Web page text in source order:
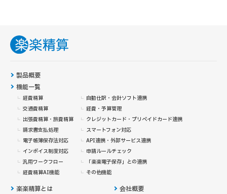
製品概要
機能一覧
経費精算
交通費精算
出張費精算・旅費精算
請求書支払処理
電子帳簿保存法対応
インボイス制度対応
汎用ワークフロー
経費精算AI機能
自動仕訳・会計ソフト連携
経費・予算管理
クレジットカード・ プリペイドカード連携
スマートフォン対応
API連携・外部サービス連携
申請ルールチェック
「楽楽電子保存」との連携
その他機能
楽楽精算とは
会社概要